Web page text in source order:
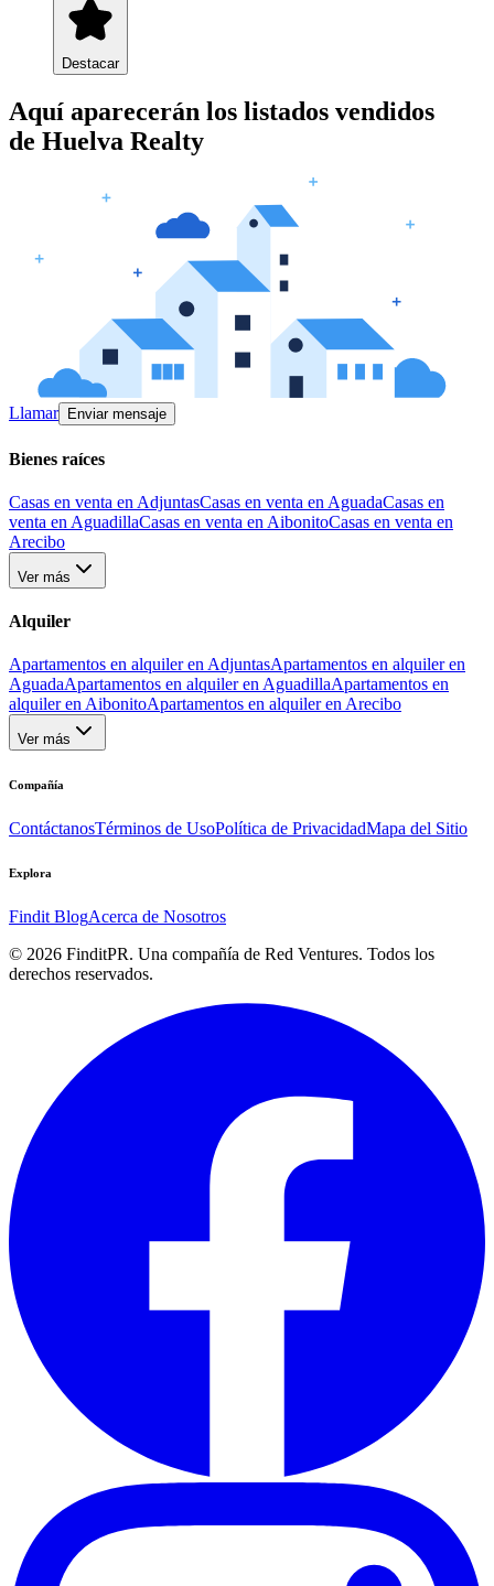
Destacar
Aquí aparecerán los listados vendidos
de Huelva Realty
Llamar Enviar mensaje
Bienes raíces
Casas en venta en AdjuntasCasas en venta en AguadaCasas en
venta en AguadillaCasas en venta en AibonitoCasas en venta en
Arecibo
Ver más
Alquiler
Apartamentos en alquiler en AdjuntasApartamentos en alquiler en
AguadaApartamentos en alquiler en AguadillaApartamentos en
alquiler en AibonitoApartamentos en alquiler en Arecibo
Ver más
Compañía
ContáctanosTérminos de UsoPolítica de PrivacidadMapa del Sitio
Explora
Findit BlogAcerca de Nosotros
© 2026 FinditPR. Una compañía de Red Ventures. Todos los
derechos reservados.